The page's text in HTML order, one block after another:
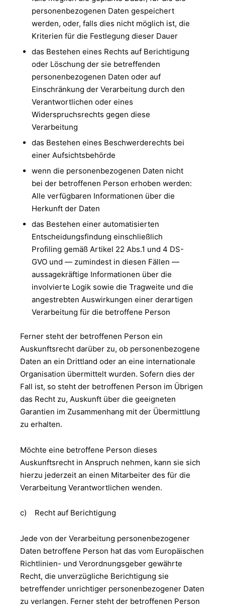
personenbezogenen Daten gespeichert
werden, oder, falls dies nicht möglich ist, die
Kriterien für die Festlegung dieser Dauer
das Bestehen eines Rechts auf Berichtigung
oder Löschung der sie betreffenden
personenbezogenen Daten oder auf
Einschränkung der Verarbeitung durch den
Verantwortlichen oder eines
Widerspruchsrechts gegen diese
Verarbeitung
das Bestehen eines Beschwerderechts bei
einer Aufsichtsbehörde
wenn die personenbezogenen Daten nicht
bei der betroffenen Person erhoben werden:
Alle verfügbaren Informationen über die
Herkunft der Daten
das Bestehen einer automatisierten
Entscheidungsfindung einschließlich
Profiling gemäß Artikel 22 Abs.1 und 4 DS-
GVO und — zumindest in diesen Fällen —
aussagekräftige Informationen über die
involvierte Logik sowie die Tragweite und die
angestrebten Auswirkungen einer derartigen
Verarbeitung für die betroffene Person
Ferner steht der betroffenen Person ein
Auskunftsrecht darüber zu, ob personenbezogene
Daten an ein Drittland oder an eine internationale
Organisation übermittelt wurden. Sofern dies der
Fall ist, so steht der betroffenen Person im Übrigen
das Recht zu, Auskunft über die geeigneten
Garantien im Zusammenhang mit der Übermittlung
zu erhalten.
Möchte eine betroffene Person dieses
Auskunftsrecht in Anspruch nehmen, kann sie sich
hierzu jederzeit an einen Mitarbeiter des für die
Verarbeitung Verantwortlichen wenden.
c) Recht auf Berichtigung
Jede von der Verarbeitung personenbezogener
Daten betroffene Person hat das vom Europäischen
Richtlinien- und Verordnungsgeber gewährte
Recht, die unverzügliche Berichtigung sie
betreffender unrichtiger personenbezogener Daten
zu verlangen. Ferner steht der betroffenen Person